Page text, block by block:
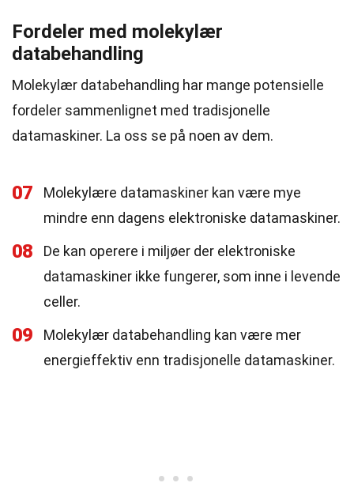
Fordeler med molekylær
databehandling
Molekylær databehandling har mange potensielle
fordeler sammenlignet med tradisjonelle
datamaskiner. La oss se på noen av dem.
07
Molekylære datamaskiner kan være mye
mindre enn dagens elektroniske datamaskiner.
08
De kan operere i miljøer der elektroniske
datamaskiner ikke fungerer, som inne i levende
celler.
09
Molekylær databehandling kan være mer
energieffektiv enn tradisjonelle datamaskiner.